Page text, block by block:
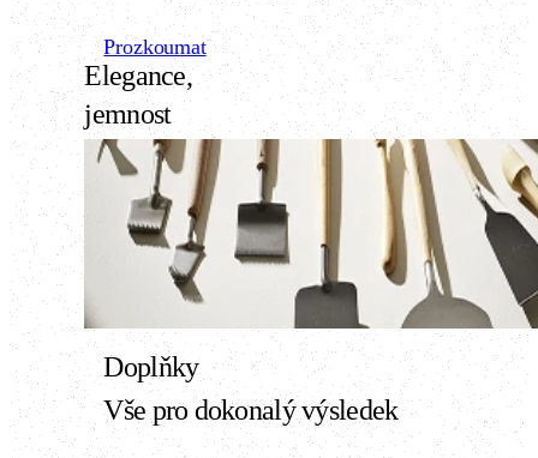
Elegance,
jemnost
a
harmonie
Prozkoumat
Prozkoumat
Doplňky
Vše pro dokonalý výsledek